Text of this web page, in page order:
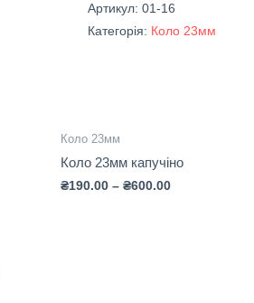
Артикул: 01-16
Категорія: Коло 23мм
Коло 23мм
Коло 23мм капучіно
₴190.00– ₴600.00